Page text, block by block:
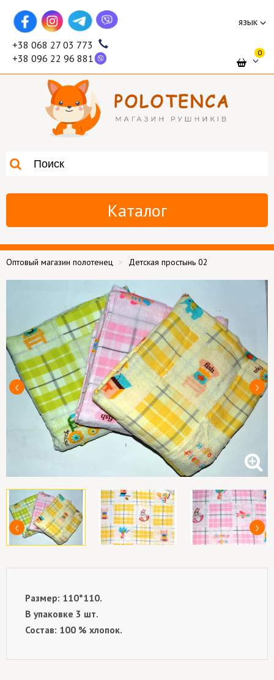
язык
+38 068 27 03 773
+38 096 22 96 881
0
Каталог
Оптовый магазин полотенец Детская простынь 02
Размер: 110*110.
В упаковке 3 шт.
Состав: 100 % хлопок.